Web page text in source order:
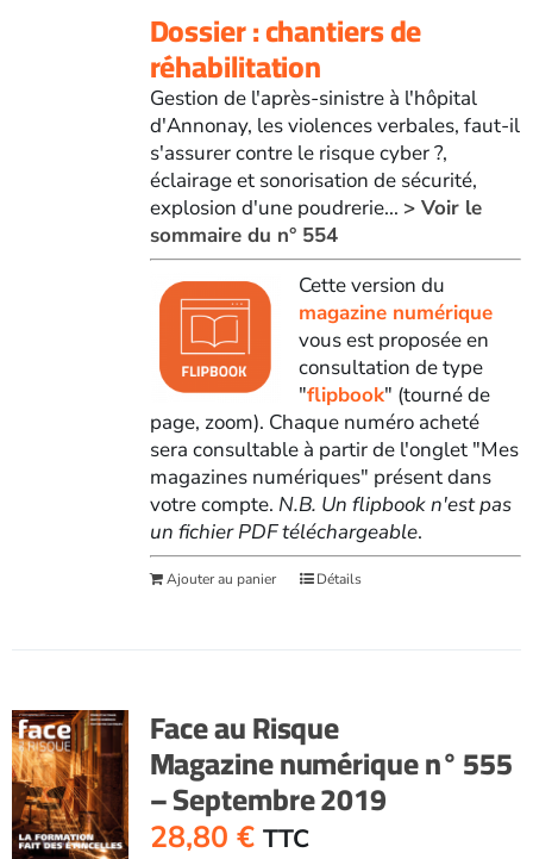
Dossier : chantiers de
réhabilitation
Gestion de l'après-sinistre à l'hôpital
d'Annonay, les violences verbales, faut-il
s'assurer contre le risque cyber ?,
éclairage et sonorisation de sécurité,
explosion d'une poudrerie... > Voir le
sommaire du n° 554
Cette version du
magazine numérique
vous est proposée en
consultation de type
"flipbook" (tourné de
page, zoom). Chaque numéro acheté
sera consultable à partir de l'onglet "Mes
magazines numériques" présent dans
votre compte. N.B. Un flipbook n'est pas
un fichier PDF téléchargeable.
Ajouter au panier Détails
Face au Risque
Magazine numérique n° 555
– Septembre 2019
28,80 € TTC